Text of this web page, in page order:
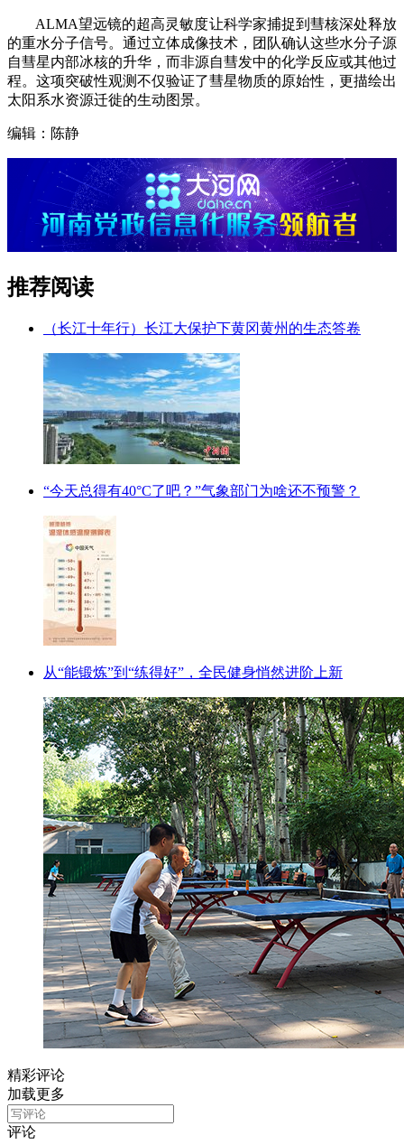
ALMA望远镜的超高灵敏度让科学家捕捉到彗核深处释放
的重水分子信号。通过立体成像技术，团队确认这些水分子源
自彗星内部冰核的升华，而非源自彗发中的化学反应或其他过
程。这项突破性观测不仅验证了彗星物质的原始性，更描绘出
太阳系水资源迁徙的生动图景。
编辑：陈静
推荐阅读
（长江十年行）长江大保护下黄冈黄州的生态答卷
“今天总得有40°C了吧？”气象部门为啥还不预警？
从“能锻炼”到“练得好”，全民健身悄然进阶上新
精彩评论
加载更多
评论